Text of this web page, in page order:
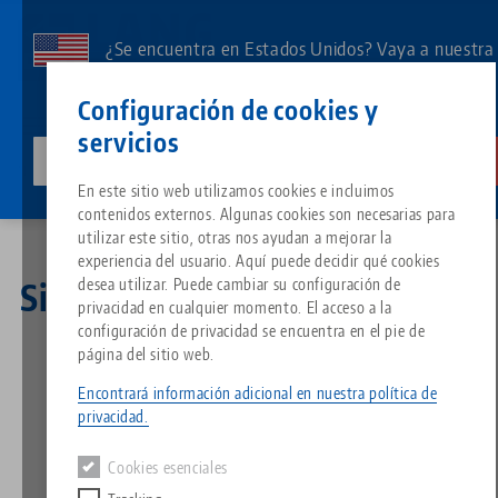
Configuración de cookies y
servicios
En este sitio web utilizamos cookies e incluimos
contenidos externos. Algunas cookies son necesarias para
utilizar este sitio, otras nos ayudan a mejorar la
experiencia del usuario. Aquí puede decidir qué cookies
desea utilizar. Puede cambiar su configuración de
privacidad en cualquier momento. El acceso a la
configuración de privacidad se encuentra en el pie de
página del sitio web.
Encontrará información adicional en nuestra política de
privacidad.
Cookies esenciales
contenido
¿Se encuentra en Estados Unidos? Vaya a nuestra
de su país.
Todo de una sola fuente
Sistema de sujeción de punto
Portapiezas
Grupo de
Tipos de productos
Resumen de productos
Acerca de LANG
Filosofía
Innovaciones
Descargas
FAQ
Solicitud de catálogo
Blog
Noticias
Eventos
Productos correspondientes
Lo sentimos. No hemos podido encontrar ningún resultado.
Ir a la página del producto
Search
Descargas
Breadcrumb
Sistema de sujeción de punto
cero como solución
combinada
Volver a las novedades